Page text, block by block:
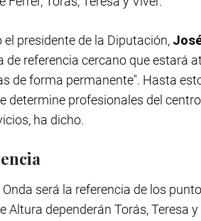
presidente de la Diputación,
de referencia cercano que estará
de forma permanente". Hasta
determine profesionales del
ha dicho.
será la referencia de los
Altura dependerán Torás, Teresa